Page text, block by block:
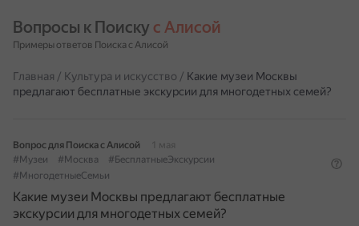
Вопросы к Поиску с Алисой
Примеры ответов Поиска с Алисой
Главная / Культура и искусство / Какие музеи Москвы
предлагают бесплатные экскурсии для многодетных семей?
Вопрос для Поиска с Алисой
1 мая
#Музеи
#Москва
#БесплатныеЭкскурсии
#МногодетныеСемьи
Какие музеи Москвы предлагают бесплатные
экскурсии для многодетных семей?